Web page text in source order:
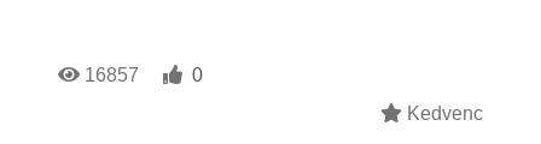
16857
0
Kedvenc